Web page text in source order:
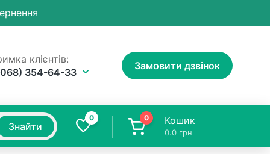
клієнтів:
354-64-33
Замовити дзвінок
Знайти
0 0 Кошик
0.0 грн